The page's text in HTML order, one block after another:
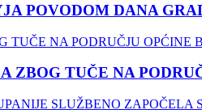
POVODOM DANA
ZBOG TUČE NA